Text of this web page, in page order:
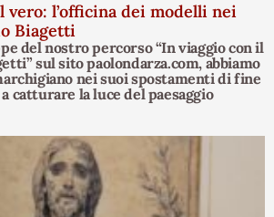
vero: l’officina dei modelli nei
Biagetti
del nostro percorso “In viaggio con il
sul sito paolondarza.com, abbiamo
nei suoi spostamenti di fine
catturare la luce del paesaggio